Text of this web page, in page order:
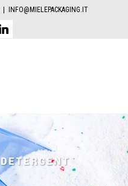
|
INFO@MIELEPACKAGING.IT